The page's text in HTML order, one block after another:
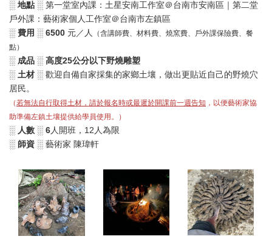
░ 地點 ░ 第一堂室內課：土星安南工作室＠台南市安南區｜第二堂
戶外課：藝術家個人工作室＠台南市左鎮區
░ 費用 ░ 6500 元／人 （含講師費、材料費、燒窯費、戶外課保險費、 餐
點）
░ 成品 ░ 高度25公分以下野燒雕塑
░ 土材 ░ 歡迎自備自家採集的家鄉土壤，做出更貼近自己的野燒穴
居民。
（若無法自行取得土材，請於報名時或最遲於開課前一週告知 ，以便藝術家協
助準備左鎮土壤提供給學員使用。）
░ 人數 ░ 6人開班，12人為限
░ 師資 ░ 藝術家 陳瑋軒